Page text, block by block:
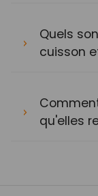
Quels
cuisson
qu'elles